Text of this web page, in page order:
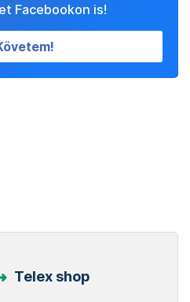
Facebookon is!
Telex shop